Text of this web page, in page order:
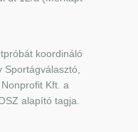
koordináló
Sportágválasztó,
Nonprofit Kft. a
alapító tagja.